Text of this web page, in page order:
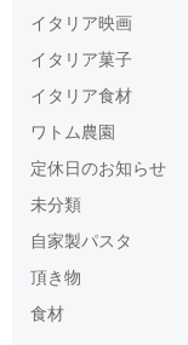
イタリア映画
イタリア菓子
イタリア食材
ワトム農園
定休日のお知らせ
未分類
自家製パスタ
頂き物
食材